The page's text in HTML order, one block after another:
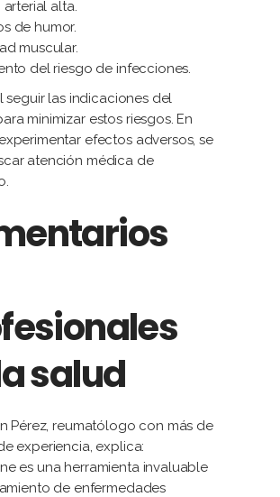
arterial alta.
de humor.
muscular.
del riesgo de infecciones.
seguir las indicaciones del
minimizar estos riesgos. En
efectos adversos, se
atención médica de
salud
Pérez, reumatólogo con más de
experiencia, explica:
es una herramienta invaluable
de enfermedades